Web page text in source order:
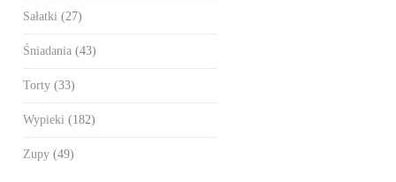
Sałatki (27)
Śniadania (43)
Torty (33)
Wypieki (182)
Zupy (49)